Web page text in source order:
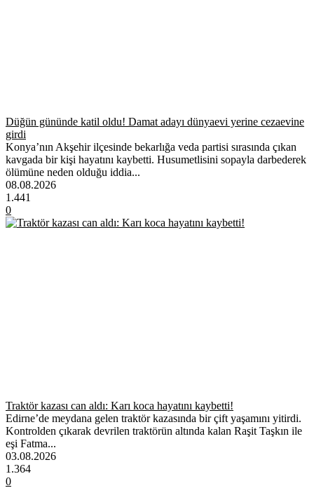
Düğün gününde katil oldu! Damat adayı dünyaevi yerine cezaevine
girdi
Konya’nın Akşehir ilçesinde bekarlığa veda partisi sırasında çıkan
kavgada bir kişi hayatını kaybetti. Husumetlisini sopayla darbederek
ölümüne neden olduğu iddia...
08.08.2026
1.441
0
Traktör kazası can aldı: Karı koca hayatını kaybetti!
Edirne’de meydana gelen traktör kazasında bir çift yaşamını yitirdi.
Kontrolden çıkarak devrilen traktörün altında kalan Raşit Taşkın ile
eşi Fatma...
03.08.2026
1.364
0